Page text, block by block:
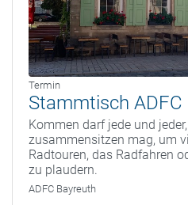
Termin
Stammtisch ADFC
Kommen darf jede und
zusammensitzen mag, um
Radtouren, das Radfahren
zu plaudern.
ADFC Bayreuth